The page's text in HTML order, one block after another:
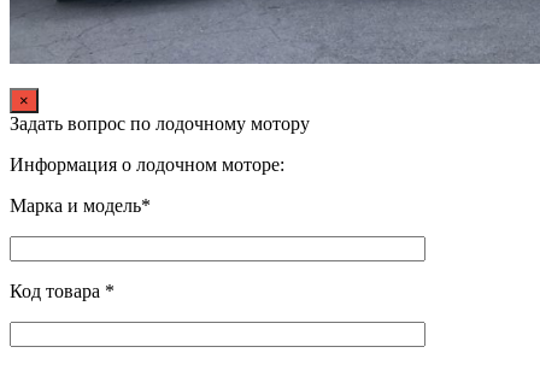
×
Задать вопрос по лодочному мотору
Информация о лодочном моторе:
Марка и модель*
Код товара *